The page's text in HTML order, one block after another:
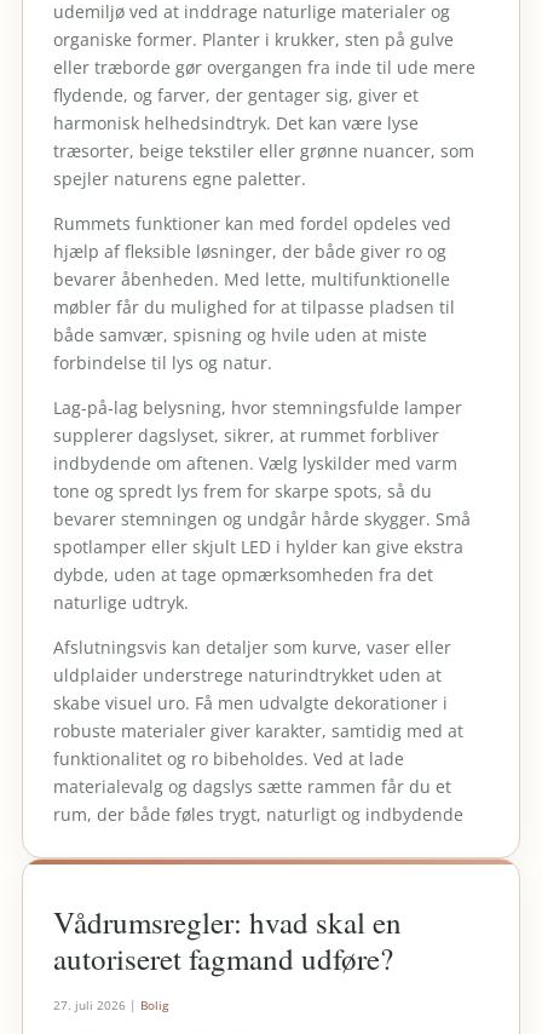
udemiljø ved at inddrage naturlige materialer og
organiske former. Planter i krukker, sten på gulve
eller træborde gør overgangen fra inde til ude mere
flydende, og farver, der gentager sig, giver et
harmonisk helhedsindtryk. Det kan være lyse
træsorter, beige tekstiler eller grønne nuancer, som
spejler naturens egne paletter.
Rummets funktioner kan med fordel opdeles ved
hjælp af fleksible løsninger, der både giver ro og
bevarer åbenheden. Med lette, multifunktionelle
møbler får du mulighed for at tilpasse pladsen til
både samvær, spisning og hvile uden at miste
forbindelse til lys og natur.
Lag-på-lag belysning, hvor stemningsfulde lamper
supplerer dagslyset, sikrer, at rummet forbliver
indbydende om aftenen. Vælg lyskilder med varm
tone og spredt lys frem for skarpe spots, så du
bevarer stemningen og undgår hårde skygger. Små
spotlamper eller skjult LED i hylder kan give ekstra
dybde, uden at tage opmærksomheden fra det
naturlige udtryk.
Afslutningsvis kan detaljer som kurve, vaser eller
uldplaider understrege naturindtrykket uden at
skabe visuel uro. Få men udvalgte dekorationer i
robuste materialer giver karakter, samtidig med at
funktionalitet og ro bibeholdes. Ved at lade
materialevalg og dagslys sætte rammen får du et
rum, der både føles trygt, naturligt og indbydende
Vådrumsregler: hvad skal en
autoriseret fagmand udføre?
27. juli 2026 | Bolig